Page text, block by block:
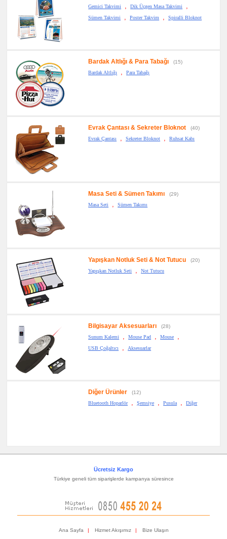
Gemici Takvimi
, Dik Üçgen Masa Takvimi ,
Sümen Takvimi , Poster Takvim , Spiralli Bloknot
Bardak Altlığı & Para Tabağı
(15)
Bardak Altlığı
, Para Tabağı
Evrak Çantası & Sekreter Bloknot
(40)
Evrak Çantası
, Sekreter Bloknot , Ruhsat Kabı
Masa Seti & Sümen Takımı
(29)
Masa Seti
, Sümen Takımı
Yapışkan Notluk Seti & Not Tutucu
(20)
Yapışkan Notluk Seti
, Not Tutucu
Bilgisayar Aksesuarları
(28)
Sunum Kalemi
, Mouse Pad , Mouse ,
USB Çoğaltıcı , Aksesuarlar
Diğer Ürünler
(12)
Bluetooth Hoparlör
, Şemsiye , Pusula , Diğer
Ücretsiz Kargo
Türkiye geneli tüm siparişlerde kampanya süresince
Ana Sayfa | Hizmet Akışımız | Bize Ulaşın